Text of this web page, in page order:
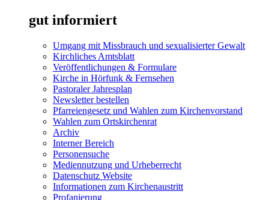
gut informiert
Umgang mit Missbrauch und sexualisierter Gewalt
Kirchliches Amtsblatt
Veröffentlichungen & Formulare
Kirche in Hörfunk & Fernsehen
Pastoraler Jahresplan
Newsletter bestellen
Pfarreiengesetz und Wahlen zum Kirchenvorstand
Wahlen zum Ortskirchenrat
Archiv
Interner Bereich
Personensuche
Mediennutzung und Urheberrecht
Datenschutz Website
Informationen zum Kirchenaustritt
Profanierung